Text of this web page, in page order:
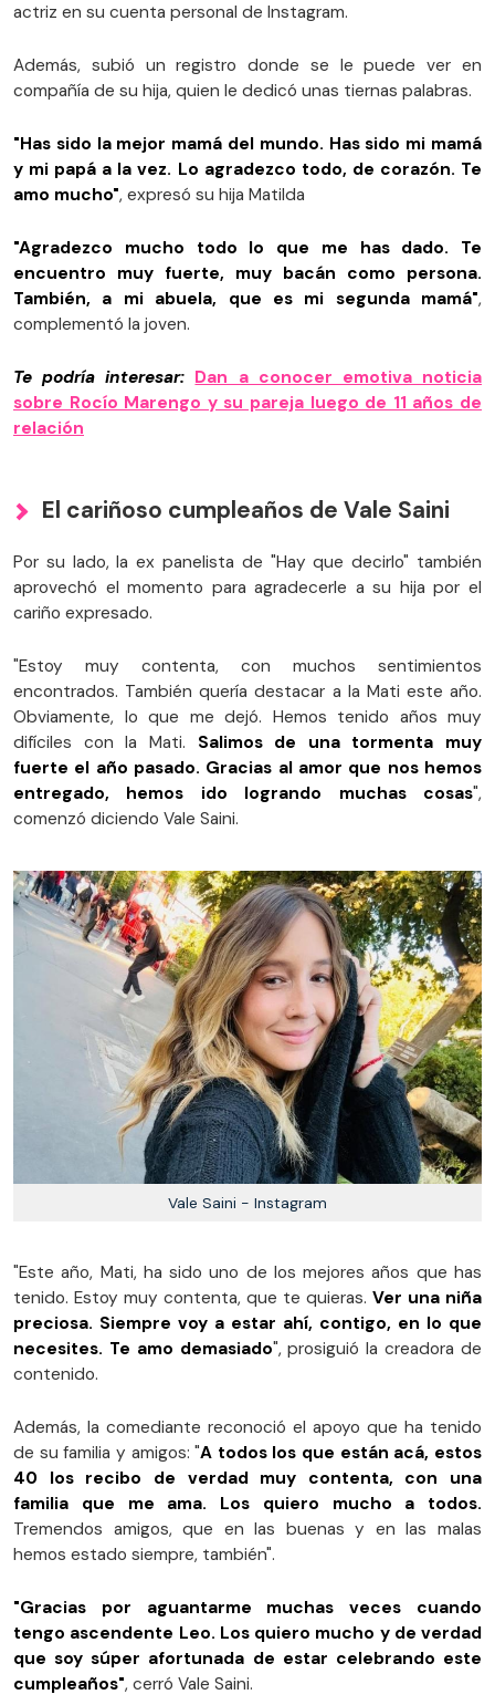
actriz en su cuenta personal de Instagram.
Además, subió un registro donde se le puede ver en
compañía de su hija, quien le dedicó unas tiernas palabras.
"Has sido la mejor mamá del mundo. Has sido mi mamá
y mi papá a la vez. Lo agradezco todo, de corazón. Te
amo mucho", expresó su hija Matilda
"Agradezco mucho todo lo que me has dado. Te
encuentro muy fuerte, muy bacán como persona.
También, a mi abuela, que es mi segunda mamá",
complementó la joven.
Te podría interesar: Dan a conocer emotiva noticia
sobre Rocío Marengo y su pareja luego de 11 años de
relación
El cariñoso cumpleaños de Vale Saini
Por su lado, la ex panelista de "Hay que decirlo" también
aprovechó el momento para agradecerle a su hija por el
cariño expresado.
"Estoy muy contenta, con muchos sentimientos
encontrados. También quería destacar a la Mati este año.
Obviamente, lo que me dejó. Hemos tenido años muy
difíciles con la Mati. Salimos de una tormenta muy
fuerte el año pasado. Gracias al amor que nos hemos
entregado, hemos ido logrando muchas cosas",
comenzó diciendo Vale Saini.
Vale Saini - Instagram
"Este año, Mati, ha sido uno de los mejores años que has
tenido. Estoy muy contenta, que te quieras. Ver una niña
preciosa. Siempre voy a estar ahí, contigo, en lo que
necesites. Te amo demasiado", prosiguió la creadora de
contenido.
Además, la comediante reconoció el apoyo que ha tenido
de su familia y amigos: "A todos los que están acá, estos
40 los recibo de verdad muy contenta, con una
familia que me ama. Los quiero mucho a todos.
Tremendos amigos, que en las buenas y en las malas
hemos estado siempre, también".
"Gracias por aguantarme muchas veces cuando
tengo ascendente Leo. Los quiero mucho y de verdad
que soy súper afortunada de estar celebrando este
cumpleaños", cerró Vale Saini.